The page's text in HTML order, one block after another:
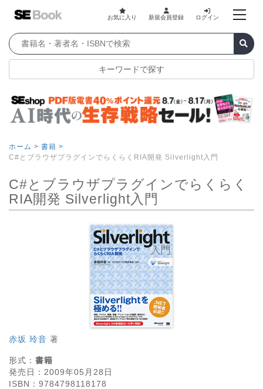
お気に入り 新規会員登録 ログイン
キーワードで探す
ホーム > 書籍 >
C#とブラウザプラグインでらくらくRIA開発 Silverlight入門
C#とブラウザプラグインでらくらく
RIA開発 Silverlight入門
赤坂 玲音 著
形式： 書籍
発売日： 2009年05月28日
ISBN： 9784798118178